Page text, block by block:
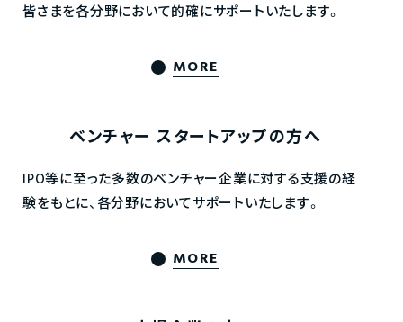
皆さまを各分野において的確にサポートいたします。
MORE
ベンチャー スタートアップの方へ
IPO等に至った多数のベンチャー企業に対する支援の経
験をもとに、各分野においてサポートいたします。
MORE